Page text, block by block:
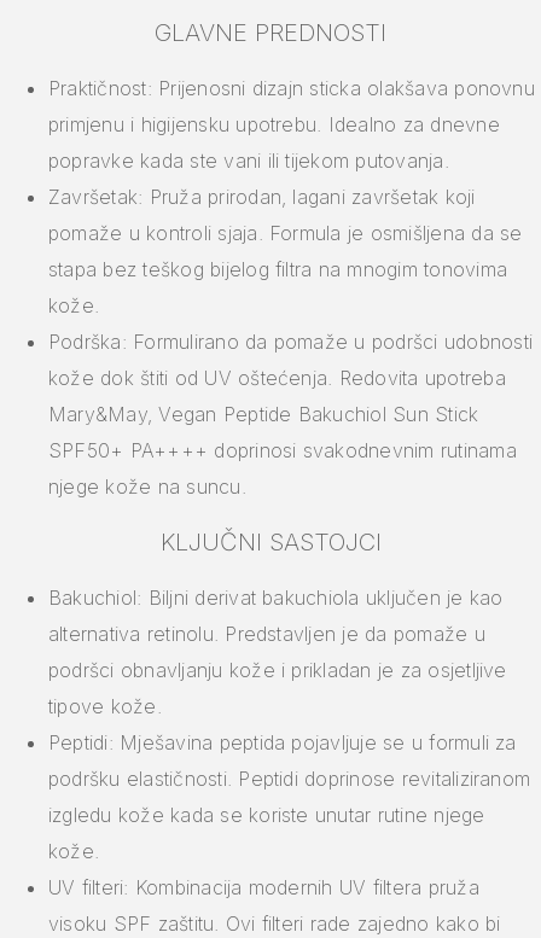
GLAVNE PREDNOSTI
Praktičnost: Prijenosni dizajn sticka olakšava ponovnu
primjenu i higijensku upotrebu. Idealno za dnevne
popravke kada ste vani ili tijekom putovanja.
Završetak: Pruža prirodan, lagani završetak koji
pomaže u kontroli sjaja. Formula je osmišljena da se
stapa bez teškog bijelog filtra na mnogim tonovima
kože.
Podrška: Formulirano da pomaže u podršci udobnosti
kože dok štiti od UV oštećenja. Redovita upotreba
Mary&May, Vegan Peptide Bakuchiol Sun Stick
SPF50+ PA++++ doprinosi svakodnevnim rutinama
njege kože na suncu.
KLJUČNI SASTOJCI
Bakuchiol: Biljni derivat bakuchiola uključen je kao
alternativa retinolu. Predstavljen je da pomaže u
podršci obnavljanju kože i prikladan je za osjetljive
tipove kože.
Peptidi: Mješavina peptida pojavljuje se u formuli za
podršku elastičnosti. Peptidi doprinose revitaliziranom
izgledu kože kada se koriste unutar rutine njege
kože.
UV filteri: Kombinacija modernih UV filtera pruža
visoku SPF zaštitu. Ovi filteri rade zajedno kako bi